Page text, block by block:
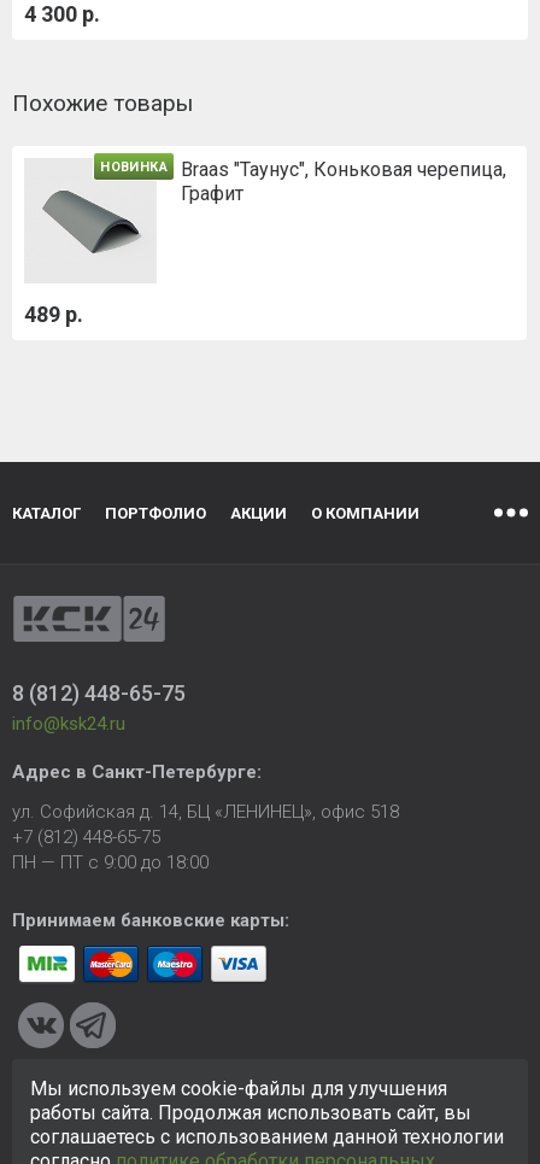
4 300 р.
Похожие товары
НОВИНКА
Braas "Таунус", Коньковая черепица,
Графит
489 р.
КАТАЛОГ ПОРТФОЛИО АКЦИИ О КОМПАНИИ
8 (812) 448-65-75
info@ksk24.ru
Адрес в Санкт-Петербурге:
ул. Софийская д. 14, БЦ «ЛЕНИНЕЦ», офис 518
+7 (812) 448-65-75
ПН — ПТ с 9:00 до 18:00
Принимаем банковские карты:
© 2005-2026 ООО «КСК». Сайтhttps://ksk24.ruсоздан
исключительно в информационных целях и любая информация
на сайте не является публичной офертой.Политика в
Мы используем cookie-файлы для улучшения
работы сайта. Продолжая использовать сайт, вы
соглашаетесь с использованием данной технологии